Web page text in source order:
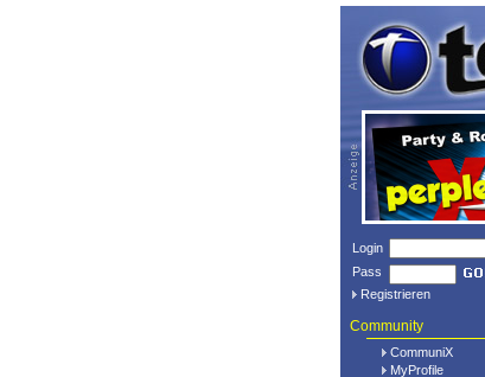
Login
Pass
Registrieren
Community
CommuniX
MyProfile